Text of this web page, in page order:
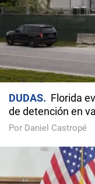
DUDAS
Florida
de detención en
Por Daniel Castropé